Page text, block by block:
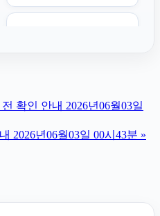
대안학교
확인 안내 2026년06월03일
2026년06월03일 00시43분 »